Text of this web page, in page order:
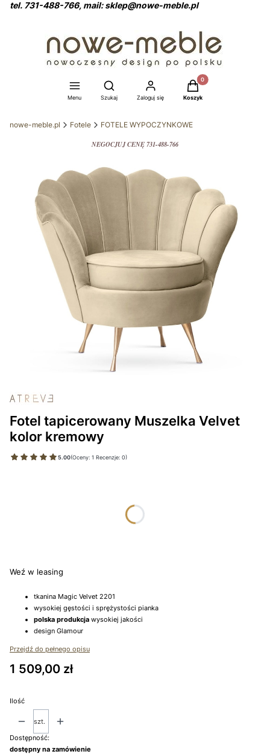
tel. 731-488-766, mail: sklep@nowe-meble.pl
Menu
Otwórz wyszukiwarkę
Szukaj Zaloguj się
Produkty w koszyku:
Koszyk
nowe-meble.pl Fotele FOTELE WYPOCZYNKOWE
NEGOCJUJ CENĘ 731-488-766
Fotel tapicerowany Muszelka Velvet
kolor kremowy
5.00(Oceny: 1 Recenzje: 0)
Weź w leasing
tkanina Magic Velvet 2201
wysokiej gęstości i sprężystości pianka
polska produkcja wysokiej jakości
design Glamour
Przejdź do pełnego opisu
Cena
1 509,00 zł
Ilość
szt.
Dostępność:
dostępny na zamówienie